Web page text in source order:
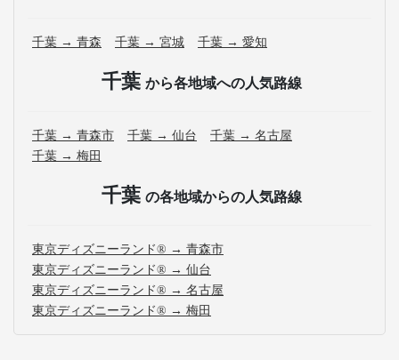
千葉 → 青森 千葉 → 宮城 千葉 → 愛知
千葉 から各地域への人気路線
千葉 → 青森市 千葉 → 仙台
千葉 → 名古屋
千葉 → 梅田
千葉 の各地域からの人気路線
東京ディズニーランド® → 青森市
東京ディズニーランド® → 仙台
東京ディズニーランド® → 名古屋
東京ディズニーランド® → 梅田